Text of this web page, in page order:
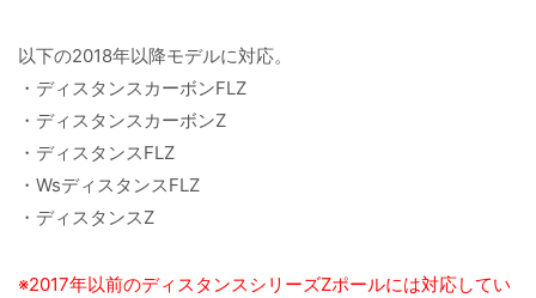
以下の2018年以降モデルに対応。
・ディスタンスカーボンFLZ
・ディスタンスカーボンZ
・ディスタンスFLZ
・WsディスタンスFLZ
・ディスタンスZ
※2017年以前のディスタンスシリーズZポールには対応してい